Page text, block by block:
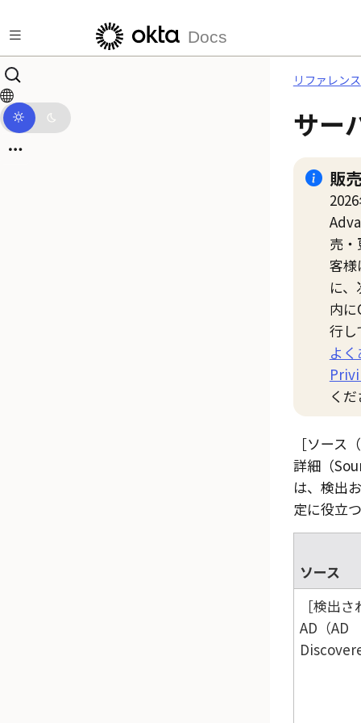
Docs
リファレンス
サー
販
売
客様
に
内に
行し
よ
く
ソース
詳細（
は、検出
定に役立
ソース
検出さ
AD（AD